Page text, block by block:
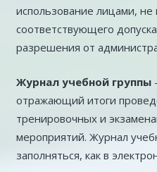
использование лицами,
соответствующего
разрешения от
Журнал учебной группы
отражающий итоги
тренировочных и
мероприятий. Журнал
заполняться, как в